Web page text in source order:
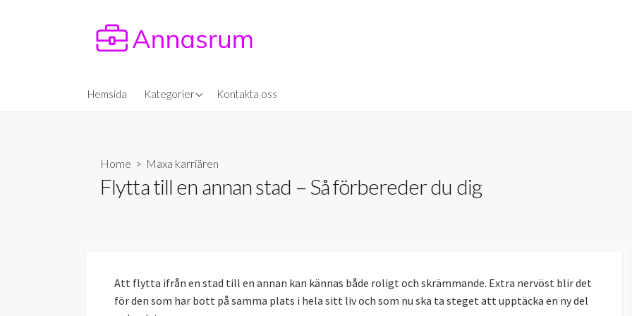
Hemsida Kategorier
Maxa hälsan
Kontakta oss
Home > Maxa karriären
Flytta till en annan stad – Så förbereder du dig
Att flytta ifrån en stad till en annan kan kännas både roligt och skrämmande. Extra nervöst blir det
för den som har bott på samma plats i hela sitt liv och som nu ska ta steget att upptäcka en ny del